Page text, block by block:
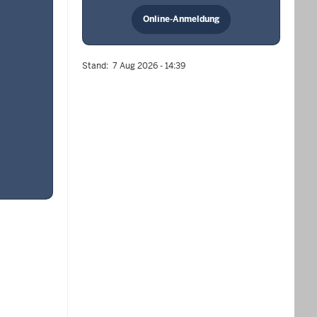
Online-Anmeldung
Stand 7 Aug 2026 - 14:39